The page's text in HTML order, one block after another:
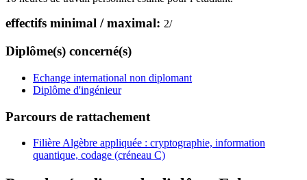
effectifs minimal / maximal: 2/
Diplôme(s) concerné(s)
Echange international non diplomant
Diplôme d'ingénieur
Parcours de rattachement
Filière Algèbre appliquée : cryptographie, information
quantique, codage (créneau C)